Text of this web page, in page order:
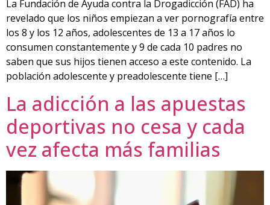
La Fundación de Ayuda contra la Drogadicción (FAD) ha
revelado que los niños empiezan a ver pornografía entre
los 8 y los 12 años, adolescentes de 13 a 17 años lo
consumen constantemente y 9 de cada 10 padres no
saben que sus hijos tienen acceso a este contenido. La
población adolescente y preadolescente tiene […]
La adicción a las apuestas
deportivas no cesa y cada
vez afecta más familias